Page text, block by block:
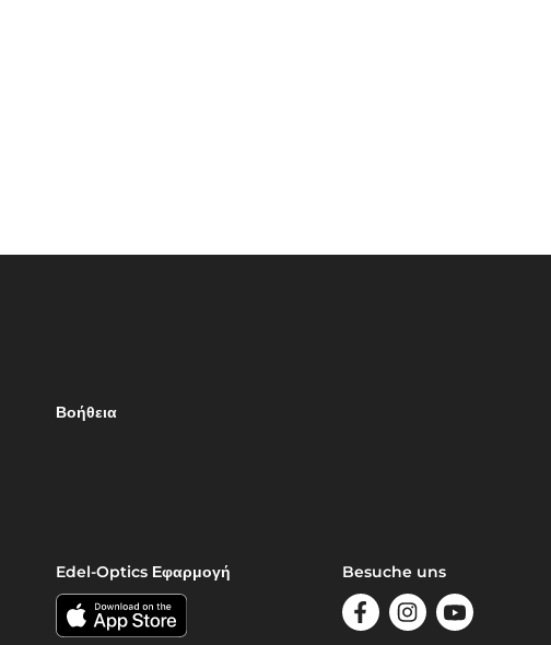
Βοήθεια
Edel-Optics Εφαρμογή Besuche uns